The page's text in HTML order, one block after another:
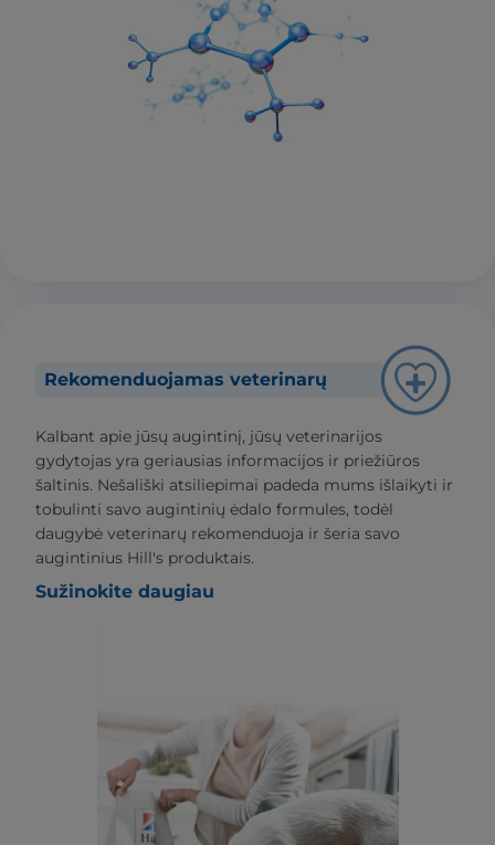
Rekomenduojamas veterinarų
Kalbant apie jūsų augintinį, jūsų veterinarijos
gydytojas yra geriausias informacijos ir priežiūros
šaltinis. Nešališki atsiliepimai padeda mums išlaikyti ir
tobulinti savo augintinių ėdalo formules, todėl
daugybė veterinarų rekomenduoja ir šeria savo
augintinius Hill's produktais.
Sužinokite daugiau